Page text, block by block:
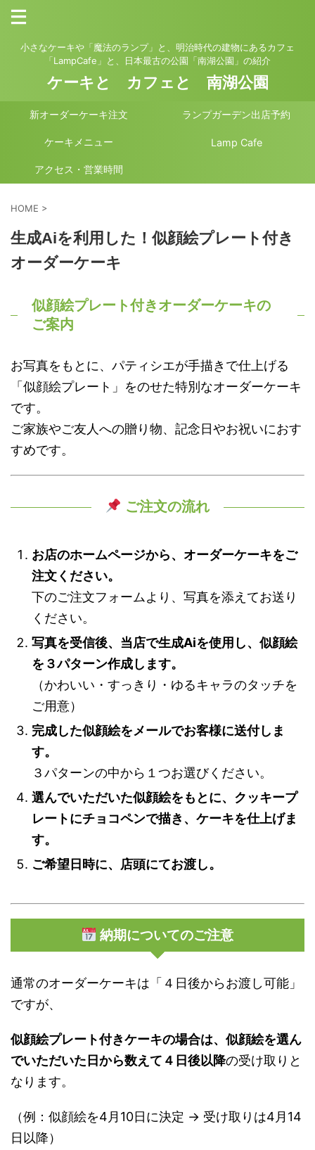
小さなケーキや「魔法のランプ」と、明治時代の建物にあるカフェ
「LampCafe」と、日本最古の公園「南湖公園」の紹介
ケーキと カフェと 南湖公園
新オーダーケーキ注文 ランプガーデン出店予約
ケーキメニュー Lamp Cafe
アクセス・営業時間
HOME >
生成Aiを利用した！似顔絵プレート付き
オーダーケーキ
似顔絵プレート付きオーダーケーキの
ご案内
お写真をもとに、パティシエが手描きで仕上げる
「似顔絵プレート」をのせた特別なオーダーケーキ
です。
ご家族やご友人への贈り物、記念日やお祝いにおす
すめです。
ご注文の流れ
お店のホームページから、オーダーケーキをご
注文ください。
下のご注文フォームより、写真を添えてお送り
ください。
写真を受信後、当店で生成Aiを使用し、似顔絵
を３パターン作成します。
（かわいい・すっきり・ゆるキャラのタッチを
ご用意）
完成した似顔絵をメールでお客様に送付しま
す。
３パターンの中から１つお選びください。
選んでいただいた似顔絵をもとに、クッキープ
レートにチョコペンで描き、ケーキを仕上げま
す。
ご希望日時に、店頭にてお渡し。
納期についてのご注意
通常のオーダーケーキは「４日後からお渡し可能」
ですが、
似顔絵プレート付きケーキの場合は、似顔絵を選ん
でいただいた日から数えて４日後以降の受け取りと
なります。
（例：似顔絵を4月10日に決定 → 受け取りは4月14
日以降）